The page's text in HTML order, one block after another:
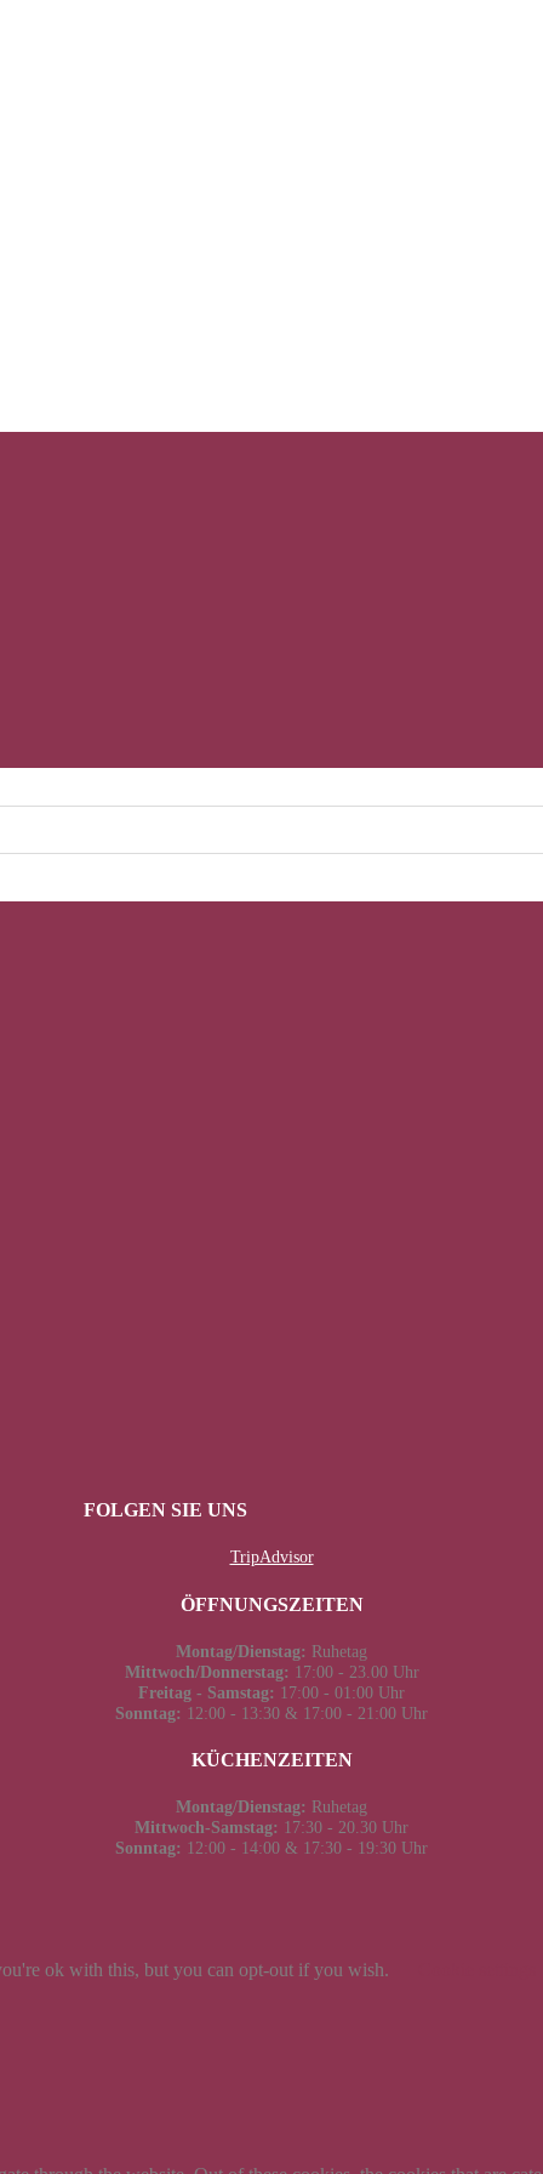
FOLGEN SIE UNS
TripAdvisor
ÖFFNUNGSZEITEN
Montag/Dienstag: Ruhetag
Mittwoch/Donnerstag: 17:00 - 23.00 Uhr
Freitag - Samstag: 17:00 - 01:00 Uhr
Sonntag: 12:00 - 13:30 & 17:00 - 21:00 Uhr
KÜCHENZEITEN
Montag/Dienstag: Ruhetag
Mittwoch-Samstag: 17:30 - 20.30 Uhr
Sonntag: 12:00 - 14:00 & 17:30 - 19:30 Uhr
ok with this, but you can opt-out if you wish.